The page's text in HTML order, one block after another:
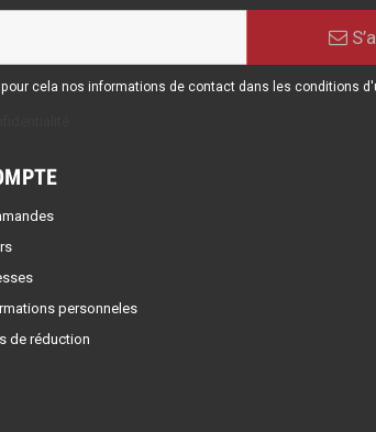
cela nos informations de contact dans les conditions
personneles
de réduction